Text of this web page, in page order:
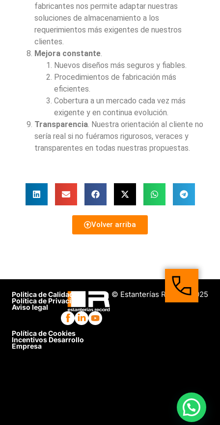
fabricantes nos permite adaptar nuestras
soluciones de almacenamiento a los
requerimientos más exigentes de nuestros
clientes.
Mejora constante.
Nuevos diseños más seguros y fiables.
Procedimientos de fabricación más
eficientes.
Cobertura a un mercado cada vez más
exigente y en continua evolución.
Transparencia. Nuestra orientación al cliente no
sería real si no fuéramos rigurosos, veraces y
transparentes en todas nuestras propuestas.
Volver arriba
Politica de Calidad
Política de Privacidad
Aviso legal
Política de Cookies
Incentivos Desarrollo
Empresa
© Estanterías Record, 2025